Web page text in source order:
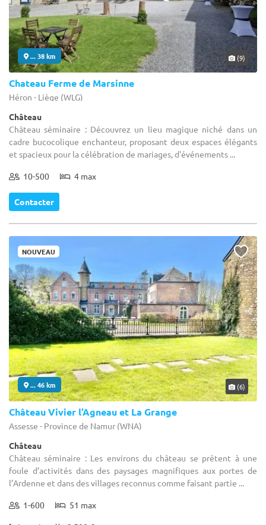
... 38 km (9)
Chateau Ferme de Marsinne
Héron - Liège (WLG)
Château
Château séminaire : Découvrez un lieu magique niché dans un
cadre bucocolique enchanteur, proposant deux espaces élégants
et spacieux pour la célébration de mariages, d'événements ...
10-500 4 max
Contacter
NOUVEAU
... 46 km (6)
Château Vivier l’Agneau et La Grange
Assesse - Province de Namur (WNA)
Château
Château séminaire : Les environs du château se prêtent à une
foule d’activités dans des paysages magnifiques aux portes de
l’Ardenne et dans des villages reconnus comme faisant partie ...
1-600 51 max